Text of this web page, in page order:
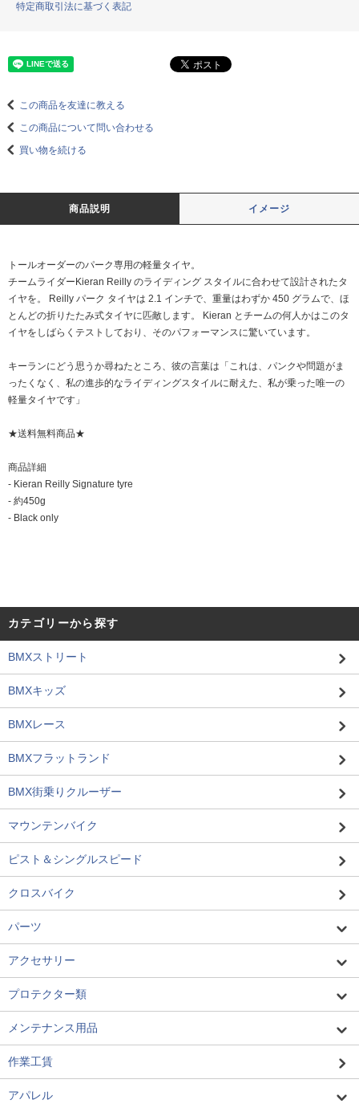
特定商取引法に基づく表記
この商品を友達に教える
この商品について問い合わせる
買い物を続ける
商品説明 イメージ
トールオーダーのパーク専用の軽量タイヤ。
チームライダーKieran Reilly のライディング スタイルに合わせて設計されたタ
イヤを。 Reilly パーク タイヤは 2.1 インチで、重量はわずか 450 グラムで、ほ
とんどの折りたたみ式タイヤに匹敵します。 Kieran とチームの何人かはこのタ
イヤをしばらくテストしており、そのパフォーマンスに驚いています。
キーランにどう思うか尋ねたところ、彼の言葉は「これは、パンクや問題がま
ったくなく、私の進歩的なライディングスタイルに耐えた、私が乗った唯一の
軽量タイヤです」
★送料無料商品★
商品詳細
- Kieran Reilly Signature tyre
- 約450g
- Black only
カテゴリーから探す
BMXストリート
BMXキッズ
BMXレース
BMXフラットランド
BMX街乗りクルーザー
マウンテンバイク
ピスト＆シングルスピード
クロスバイク
パーツ
アクセサリー
プロテクター類
メンテナンス用品
作業工賃
アパレル